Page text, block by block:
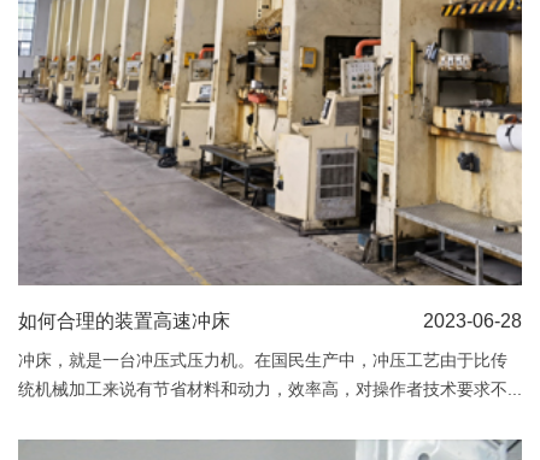
2023-06-28
如何合理的装置高速冲床
冲床，就是一台冲压式压力机。在国民生产中，冲压工艺由于比传
统机械加工来说有节省材料和动力，效率高，对操作者技术要求不...